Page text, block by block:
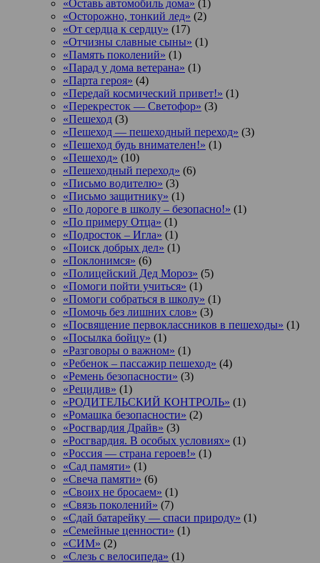
«Оставь автомобиль дома» (1)
«Осторожно, тонкий лед» (2)
«От сердца к сердцу» (17)
«Отчизны славные сыны» (1)
«Память поколений» (1)
«Парад у дома ветерана» (1)
«Парта героя» (4)
«Передай космический привет!» (1)
«Перекресток — Светофор» (3)
«Пешеход (3)
«Пешеход — пешеходный переход» (3)
«Пешеход будь внимателен!» (1)
«Пешеход» (10)
«Пешеходный переход» (6)
«Письмо водителю» (3)
«Письмо защитнику» (1)
«По дороге в школу – безопасно!» (1)
«По примеру Отца» (1)
«Подросток ‒ Игла» (1)
«Поиск добрых дел» (1)
«Поклонимся» (6)
«Полицейский Дед Мороз» (5)
«Помоги пойти учиться» (1)
«Помоги собраться в школу» (1)
«Помочь без лишних слов» (3)
«Посвящение первоклассников в пешеходы» (1)
«Посылка бойцу» (1)
«Разговоры о важном» (1)
«Ребенок – пассажир пешеход» (4)
«Ремень безопасности» (3)
«Рецидив» (1)
«РОДИТЕЛЬСКИЙ КОНТРОЛЬ» (1)
«Ромашка безопасности» (2)
«Росгвардия Драйв» (3)
«Росгвардия. В особых условиях» (1)
«Россия — страна героев!» (1)
«Сад памяти» (1)
«Свеча памяти» (6)
«Своих не бросаем» (1)
«Связь поколений» (7)
«Сдай батарейку — спаси природу» (1)
«Семейные ценности» (1)
«СИМ» (2)
«Слезь с велосипеда» (1)